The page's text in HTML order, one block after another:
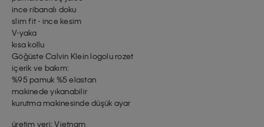
ince ribanalı doku
slim fit - ince kesim
V-yaka
kısa kollu
Göğüste Calvin Klein logolu rozet
içerik ve bakım:
%95 pamuk %5 elastan
makinede yıkanabilir
kurutma makinesinde düşük ayar
üretim yeri: Vietnam